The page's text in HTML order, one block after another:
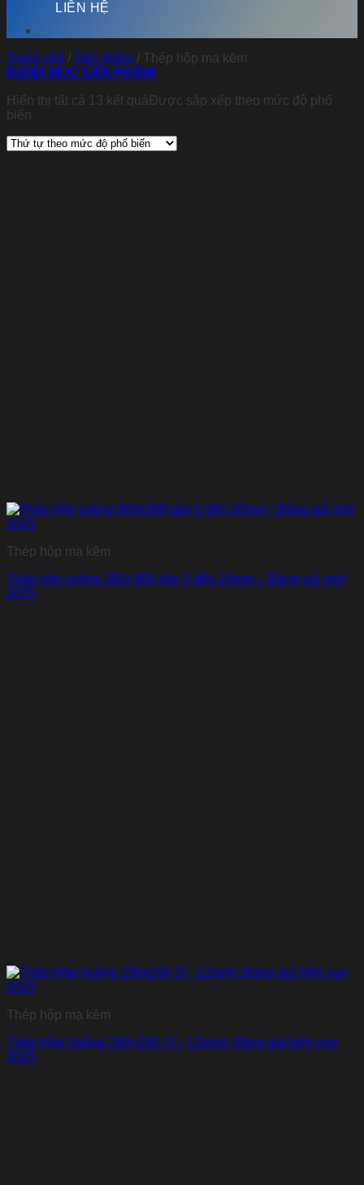
LIÊN HỆ
Trang chủ / Sản phẩm / Thép hộp mạ kẽm
DANH MỤC SẢN PHẨM!
Hiển thị tất cả 13 kết quảĐược sắp xếp theo mức độ phổ
biến
Thép hộp mạ kẽm
Thép hộp vuông 300×300 dày 5 đến 20mm – Bảng giá mới
2025
Thép hộp mạ kẽm
Thép Hộp Vuông 250×250 (3 – 12mm): Bảng giá hiện nay
2025